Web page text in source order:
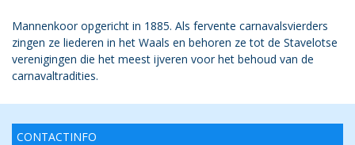
Mannenkoor opgericht in 1885. Als fervente carnavalsvierders
zingen ze liederen in het Waals en behoren ze tot de Stavelotse
verenigingen die het meest ijveren voor het behoud van de
carnavaltradities.
CONTACTINFO